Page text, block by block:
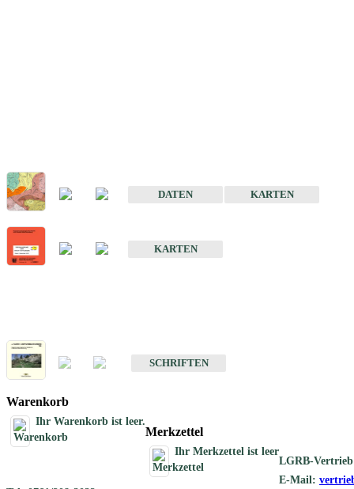
DATEN
KARTEN
KARTEN
SCHRIFTEN
Warenkorb
Ihr Warenkorb ist leer.
Merkzettel
Ihr Merkzettel ist leer
LGRB-Vertrieb
E-Mail: